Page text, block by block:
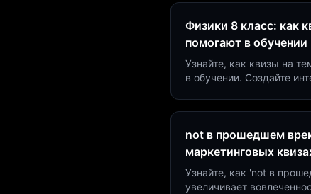
Физики 8 класс: как
помогают в обучении
Узнайте, как квизы на
в обучении. Создайте
not в прошедшем
маркетинговых
Узнайте, как 'not в
увеличивает